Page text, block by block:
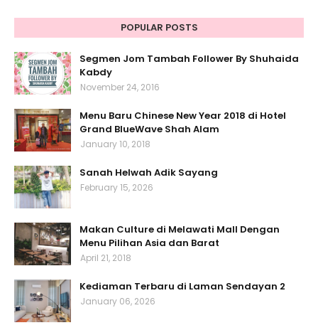
POPULAR POSTS
Segmen Jom Tambah Follower By Shuhaida
Kabdy
November 24, 2016
Menu Baru Chinese New Year 2018 di Hotel
Grand BlueWave Shah Alam
January 10, 2018
Sanah Helwah Adik Sayang
February 15, 2026
Makan Culture di Melawati Mall Dengan
Menu Pilihan Asia dan Barat
April 21, 2018
Kediaman Terbaru di Laman Sendayan 2
January 06, 2026